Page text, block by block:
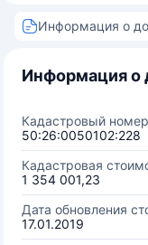
Информация о
Информация о
Кадастровый
50:26:0050102:228
Кадастровая
1 354 001,23
Дата обновления
17.01.2019